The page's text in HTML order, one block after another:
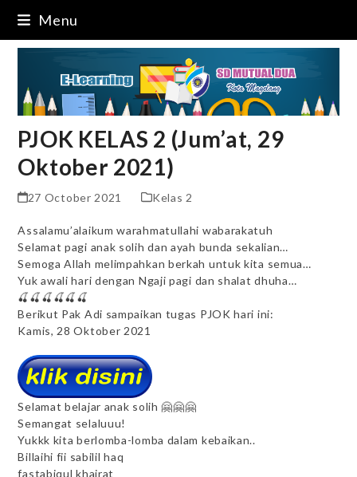
content
Menu
PJOK KELAS 2 (Jum’at, 29
Oktober 2021)
27 October 2021 Kelas 2
Assalamu’alaikum warahmatullahi wabarakatuh
Selamat pagi anak solih dan ayah bunda sekalian…
Semoga Allah melimpahkan berkah untuk kita semua…
Yuk awali hari dengan Ngaji pagi dan shalat dhuha…
🍒🍒🍒🍒🍒🍒
Berikut Pak Adi sampaikan tugas PJOK hari ini:
Kamis, 28 Oktober 2021
Selamat belajar anak solih 🤗🤗🤗
Semangat selaluuu!
Yukkk kita berlomba-lomba dalam kebaikan..
Billaihi fii sabilil haq
fastabiqul khairat